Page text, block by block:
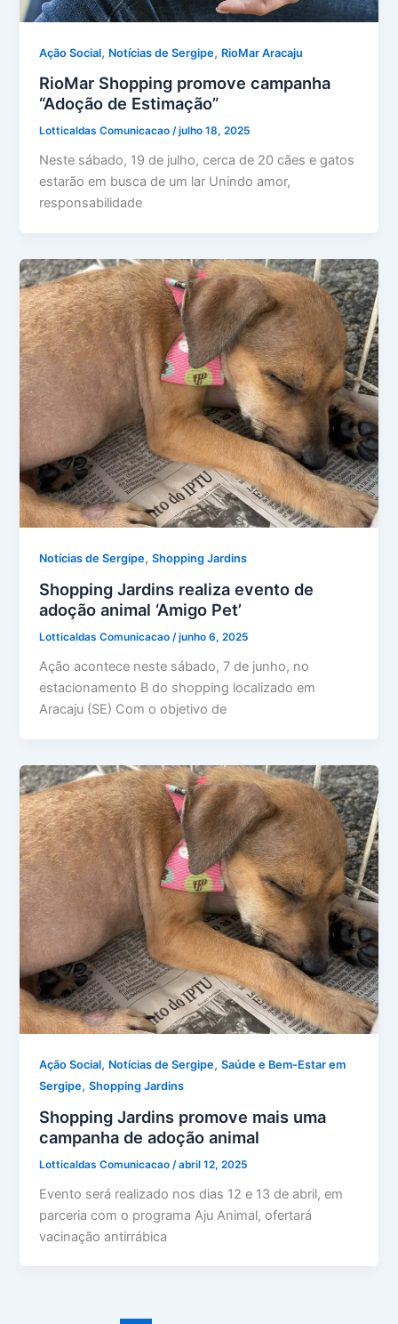
Ação Social, Notícias de Sergipe, RioMar Aracaju
RioMar Shopping promove campanha
“Adoção de Estimação”
Lotticaldas Comunicacao/julho 18, 2025
Neste sábado, 19 de julho, cerca de 20 cães e gatos
estarão em busca de um lar Unindo amor,
responsabilidade
Notícias de Sergipe,Shopping Jardins
Shopping Jardins realiza evento de
adoção animal ‘Amigo Pet’
Lotticaldas Comunicacao/junho 6, 2025
Ação acontece neste sábado, 7 de junho, no
estacionamento B do shopping localizado em
Aracaju (SE) Com o objetivo de
Ação Social, Notícias de Sergipe,Saúde e Bem-Estar em
Sergipe,Shopping Jardins
Shopping Jardins promove mais uma
campanha de adoção animal
Lotticaldas Comunicacao /abril 12, 2025
Evento será realizado nos dias 12 e 13 de abril, em
parceria com o programa Aju Animal, ofertará
vacinação antirrábica